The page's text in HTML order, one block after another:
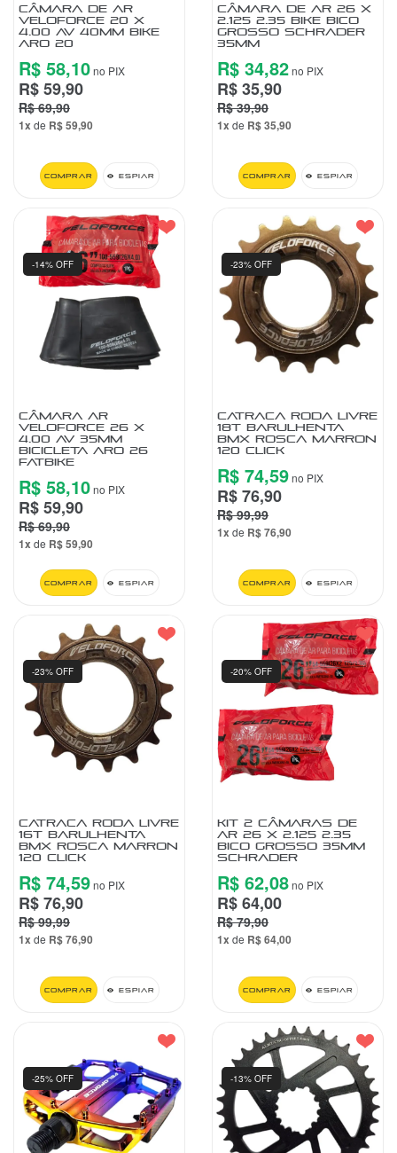
(11)
9
4440-
2772
Chat
WhatsApp
Envie-
nos uma
CÂMARA DE AR
VELOFORCE 20 X
4.00 AV 40MM BIKE
ARO 20
R$ 58,10no PIX
R$ 59,90
R$ 69,90
1x de R$ 59,90
Comprar Espiar
CÂMARA DE AR 26 X
2.125 2.35 BIKE BICO
GROSSO SCHRADER
35MM
R$ 34,82no PIX
R$ 35,90
R$ 39,90
1x de R$ 35,90
Comprar Espiar
CÂMARA AR
VELOFORCE 26 X
4.00 AV 35MM
BICICLETA ARO 26
FATBIKE
-14% OFF
R$ 58,10no PIX
R$ 59,90
R$ 69,90
1x de R$ 59,90
Comprar Espiar
CATRACA RODA LIVRE
18T BARULHENTA
BMX ROSCA MARRON
120 CLICK
-23% OFF
R$ 74,59no PIX
R$ 76,90
R$ 99,99
1x de R$ 76,90
Comprar Espiar
CATRACA RODA LIVRE
16T BARULHENTA
BMX ROSCA MARRON
120 CLICK
-23% OFF
R$ 74,59no PIX
R$ 76,90
R$ 99,99
1x de R$ 76,90
Comprar Espiar
KIT 2 CÂMARAS DE
AR 26 X 2.125 2.35
BICO GROSSO 35MM
SCHRADER
-20% OFF
R$ 62,08no PIX
R$ 64,00
R$ 79,90
1x de R$ 64,00
Comprar Espiar
-25% OFF -13% OFF